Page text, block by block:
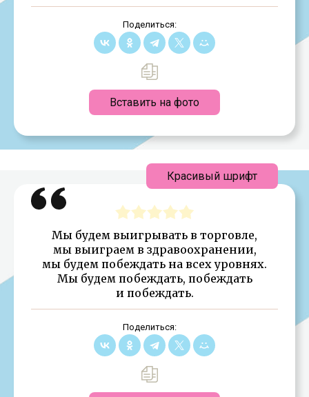
Поделиться:
Вставить на фото
Мы будем выигрывать в торговле,
мы выиграем в здравоохранении,
мы будем побеждать на всех уровнях.
Мы будем побеждать, побеждать
и побеждать.
Поделиться:
Красивый шрифт